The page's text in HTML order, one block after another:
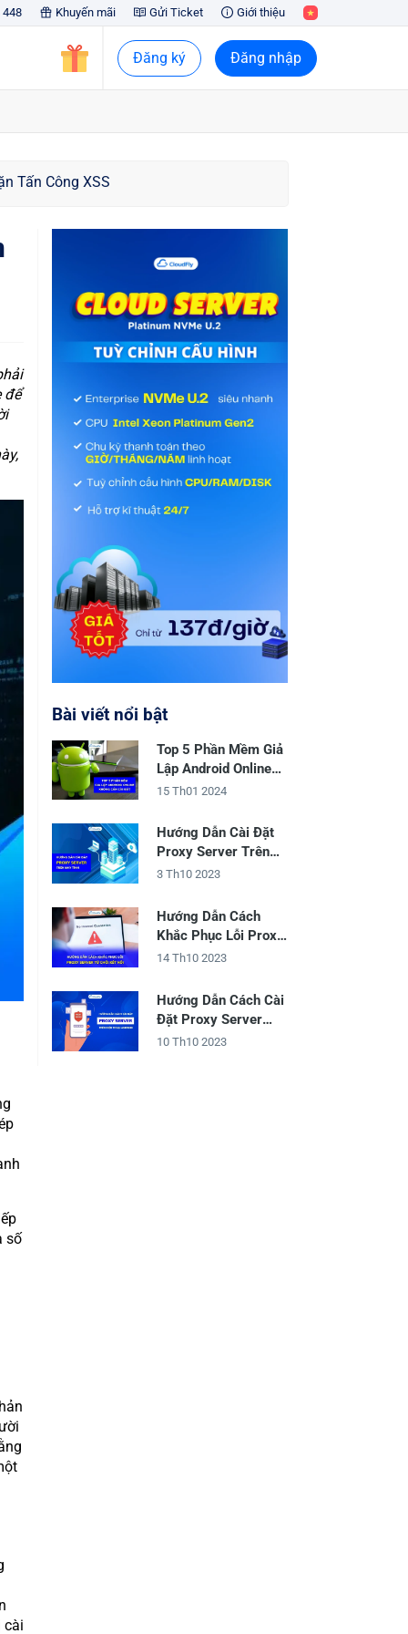
448 Khuyến mãi Gửi Ticket Giới thiệu
Đăng ký Đăng nhập
Tấn Công XSS
để
số
cài
Bài viết nổi bật
Top 5 Phần Mềm Giả
Lập Android Online
Không Cần Cài Đặt
15 Th01 2024
Hướng Dẫn Cài Đặt
Proxy Server Trên
Máy Tính
3 Th10 2023
Hướng Dẫn Cách
Khắc Phục Lỗi Proxy
Server Từ Chối Kết
14 Th10 2023
Hướng Dẫn Cách Cài
Đặt Proxy Server
Trên Điện Thoại
10 Th10 2023